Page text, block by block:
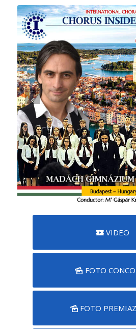
VIDEO
FOTO
FOTO